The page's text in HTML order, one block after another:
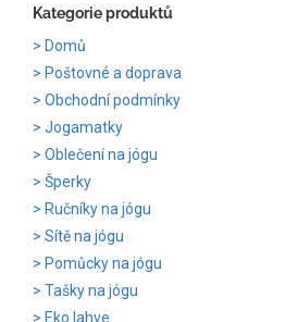
Kategorie produktů
Domů
Poštovné a doprava
Obchodní podmínky
Jogamatky
Oblečení na jógu
Šperky
Ručníky na jógu
Sítě na jógu
Pomůcky na jógu
Tašky na jógu
Eko lahve